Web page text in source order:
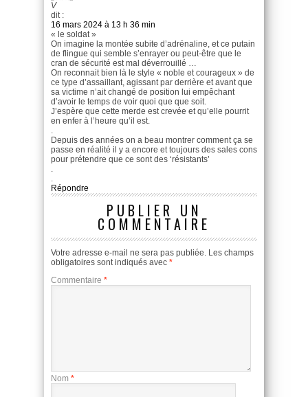
V
dit :
16 mars 2024 à 13 h 36 min
« le soldat »
On imagine la montée subite d’adrénaline, et ce putain
de flingue qui semble s’enrayer ou peut-être que le
cran de sécurité est mal déverrouillé …
On reconnait bien là le style « noble et courageux » de
ce type d’assaillant, agissant par derrière et avant que
sa victime n’ait changé de position lui empêchant
d’avoir le temps de voir quoi que que soit.
J’espère que cette merde est crevée et qu’elle pourrit
en enfer à l’heure qu’il est.
.
Depuis des années on a beau montrer comment ça se
passe en réalité il y a encore et toujours des sales cons
pour prétendre que ce sont des ‘résistants’
.
.
Répondre
PUBLIER UN
COMMENTAIRE
Votre adresse e-mail ne sera pas publiée. Les champs
obligatoires sont indiqués avec *
Commentaire *
Nom *